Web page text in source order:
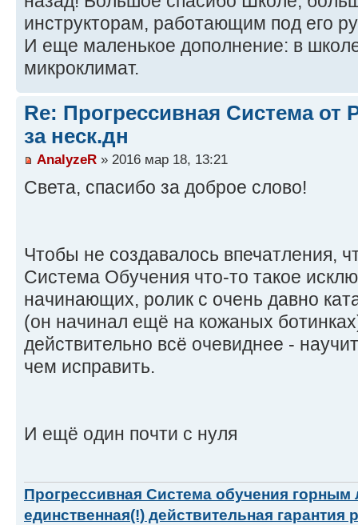
инструкторам, работающим под его
И еще маленькое дополнение: в
микроклимат.
Re: Прогрессивная Система от
за неск.дн
AnalyzeR » 2016 мар 18, 13:21
Света, спасибо за доброе слово!
Чтобы не создавалось впечатления,
Система Обучения что-то такое
начинающих, ролик с очень давно
(он начинал ещё на кожаных
действительно всё очевиднее -
чем исправить.
И ещё один почти с нуля
Прогрессивная Система обучения
единственная(!) действительная гарантия